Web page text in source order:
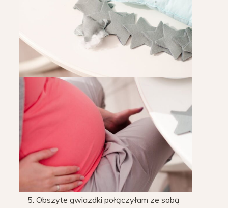
5. Obszyte gwiazdki połączyłam ze sobą